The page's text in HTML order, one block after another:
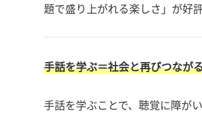
題で盛り上がれる楽しさ」が好評
手話を学ぶ＝社会と再びつなが
手話を学ぶことで、聴覚に障が